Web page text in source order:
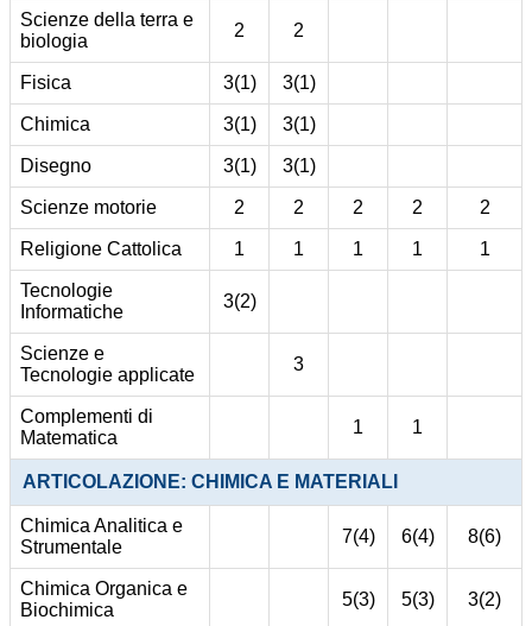
Scienze della terra e
biologia
2 2
Fisica 3(1) 3(1)
Chimica 3(1) 3(1)
Disegno 3(1) 3(1)
Scienze motorie 2 2 2 2 2
Religione Cattolica 1 1 1 1 1
Tecnologie
Informatiche
3(2)
Scienze e
Tecnologie applicate
3
Complementi di
Matematica
1 1
ARTICOLAZIONE: CHIMICA E MATERIALI
Chimica Analitica e
Strumentale
7(4) 6(4) 8(6)
Chimica Organica e
Biochimica
5(3) 5(3) 3(2)